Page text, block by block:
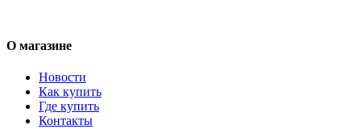
О магазине
Новости
Как купить
Где купить
Контакты